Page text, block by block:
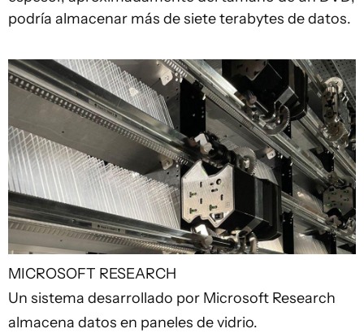
podría almacenar más de siete terabytes de datos.
MICROSOFT RESEARCH
Un sistema desarrollado por Microsoft Research
almacena datos en paneles de vidrio.